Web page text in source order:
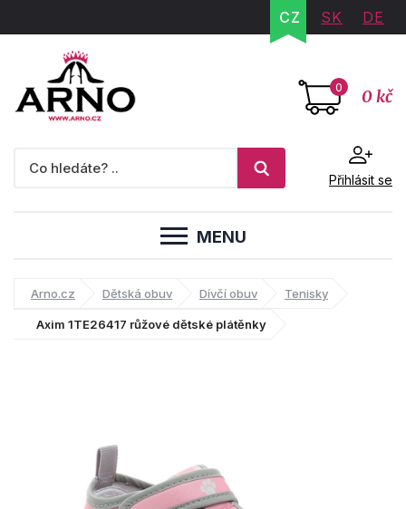
CZ SK DE
0 0 kč
Přihlásit se
MENU
Arno.cz Dětská obuv Dívčí obuv Tenisky
Axim 1TE26417 růžové dětské plátěnky